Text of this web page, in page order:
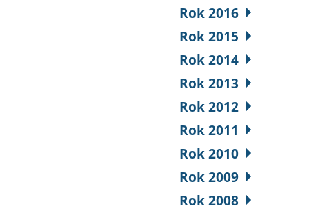
Rok 2016
Rok 2015
Rok 2014
Rok 2013
Rok 2012
Rok 2011
Rok 2010
Rok 2009
Rok 2008